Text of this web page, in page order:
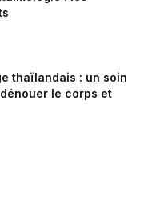
thaïlandais : un soin
le corps et